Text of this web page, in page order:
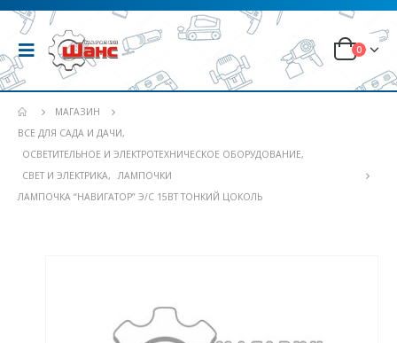
0
МАГАЗИН
ВСЕ ДЛЯ САДА И ДАЧИ,
ОСВЕТИТЕЛЬНОЕ И ЭЛЕКТРОТЕХНИЧЕСКОЕ ОБОРУДОВАНИЕ,
СВЕТ И ЭЛЕКТРИКА,
ЛАМПОЧКИ
ЛАМПОЧКА “НАВИГАТОР” Э/С 15ВТ ТОНКИЙ ЦОКОЛЬ